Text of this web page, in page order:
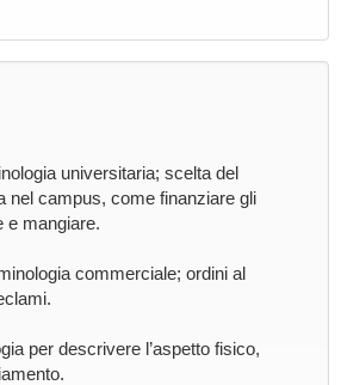
universitaria; scelta del
nel campus, come finanziare gli
e mangiare.
commerciale; ordini al
per descrivere l’aspetto fisico,